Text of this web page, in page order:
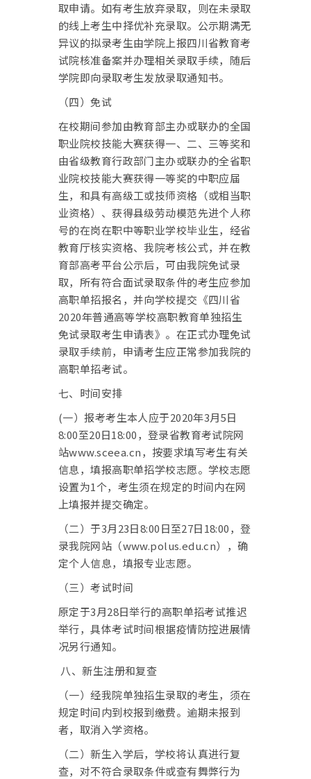
取申请。如有考生放弃录取，则在未录取
的线上考生中择优补充录取。公示期满无
异议的拟录考生由学院上报四川省教育考
试院核准备案并办理相关录取手续，随后
学院即向录取考生发放录取通知书。
（四）免试
在校期间参加由教育部主办或联办的全国
职业院校技能大赛获得一、二、三等奖和
由省级教育行政部门主办或联办的全省职
业院校技能大赛获得一等奖的中职应届
生，和具有高级工或技师资格（或相当职
业资格）、获得县级劳动模范先进个人称
号的在岗在职中等职业学校毕业生，经省
教育厅核实资格、我院考核公式，并在教
育部高考平台公示后，可由我院免试录
取，所有符合面试录取条件的考生应参加
高职单招报名，并向学校提交《四川省
2020年普通高等学校高职教育单独招生
免试录取考生申请表》。在正式办理免试
录取手续前，申请考生应正常参加我院的
高职单招考试。
七、 时间安排
(一）报考考生本人应于2020年3月5日
8:00至20日18:00，登录省教育考试院网
站www.sceea.cn，按要求填写考生有关
信息，填报高职单招学校志愿。学校志愿
设置为1个，考生须在规定的时间内在网
上填报并提交确定。
（二）于3月23日8:00日至27日18:00，登
录我院网站（www.polus.edu.cn），确
定个人信息，填报专业志愿。
（三）考试时间
原定于3月28日举行的高职单招考试推迟
举行，具体考试时间根据疫情防控进展情
况另行通知。
八、新生注册和复查
（一）经我院单独招生录取的考生，须在
规定时间内到校报到缴费。逾期未报到
者，取消入学资格。
（二）新生入学后，学校将认真进行复
查，对不符合录取条件或查有舞弊行为